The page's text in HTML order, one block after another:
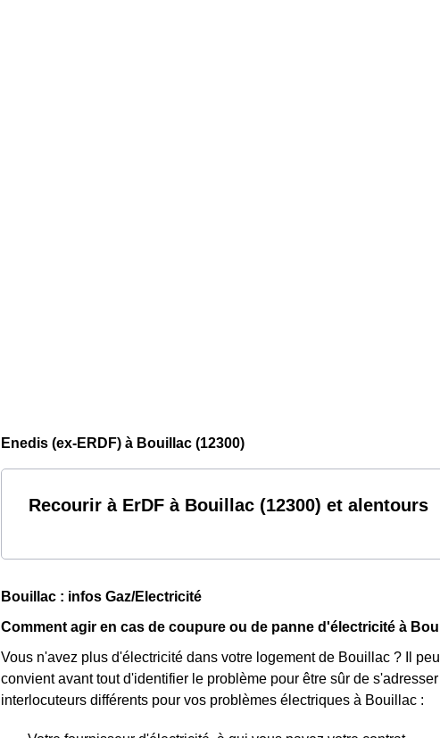
Enedis (ex-ERDF) à Bouillac (12300)
Recourir à ErDF à Bouillac (12300) et alentours
Bouillac : infos Gaz/Electricité
Comment agir en cas de coupure ou de panne d'électricité à
Vous n'avez plus d'électricité dans votre logement de Bouillac ? Il
convient avant tout d'identifier le problème pour être sûr de
interlocuteurs différents pour vos problèmes électriques à Bouillac :